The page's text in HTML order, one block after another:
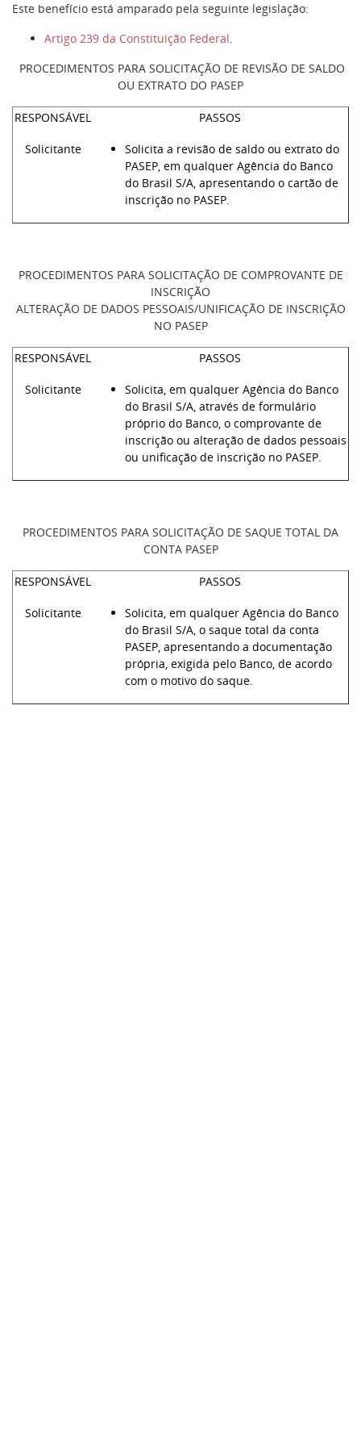
Este benefício está amparado pela seguinte legislação:
Artigo 239 da Constituição Federal.
PROCEDIMENTOS PARA SOLICITAÇÃO DE REVISÃO DE SALDO
OU EXTRATO DO PASEP
RESPONSÁVEL PASSOS
Solicitante
Solicita a revisão de saldo ou extrato do
PASEP, em qualquer Agência do Banco
do Brasil S/A, apresentando o cartão de
inscrição no PASEP.
PROCEDIMENTOS PARA SOLICITAÇÃO DE COMPROVANTE DE
INSCRIÇÃO
ALTERAÇÃO DE DADOS PESSOAIS/UNIFICAÇÃO DE INSCRIÇÃO
NO PASEP
RESPONSÁVEL PASSOS
Solicitante
Solicita, em qualquer Agência do Banco
do Brasil S/A, através de formulário
próprio do Banco, o comprovante de
inscrição ou alteração de dados pessoais
ou unificação de inscrição no PASEP.
PROCEDIMENTOS PARA SOLICITAÇÃO DE SAQUE TOTAL DA
CONTA PASEP
RESPONSÁVEL PASSOS
Solicitante
Solicita, em qualquer Agência do Banco
do Brasil S/A, o saque total da conta
PASEP, apresentando a documentação
própria, exigida pelo Banco, de acordo
com o motivo do saque.